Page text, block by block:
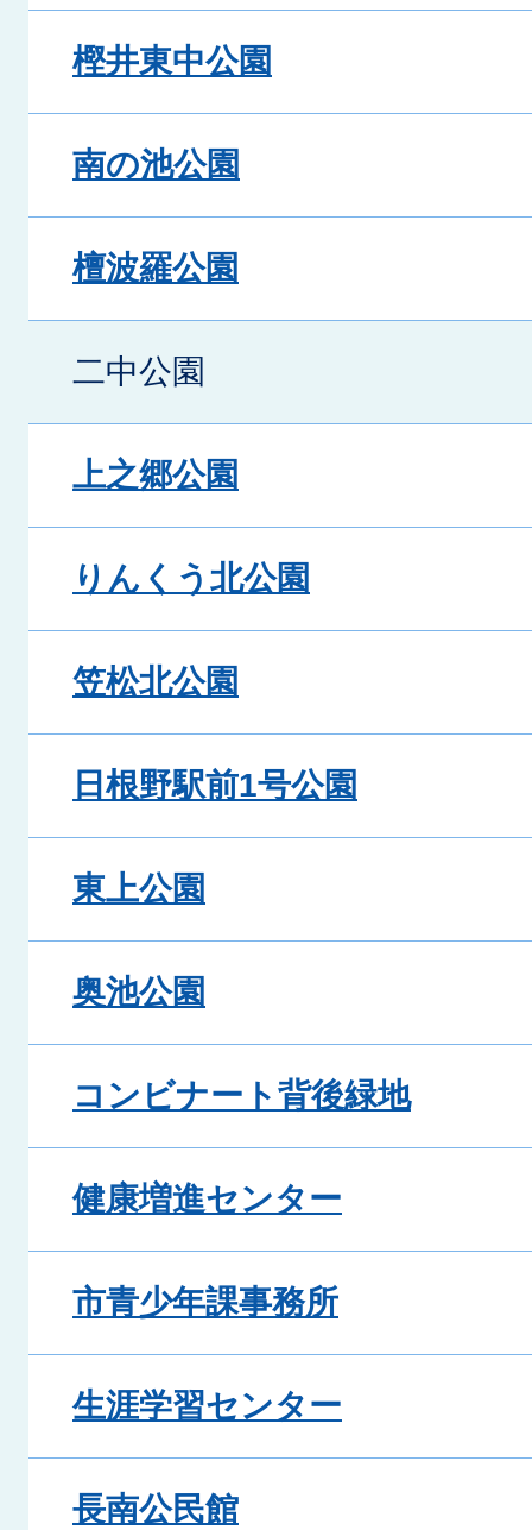
樫井東中公園
南の池公園
檀波羅公園
二中公園
上之郷公園
りんくう北公園
笠松北公園
日根野駅前1号公園
東上公園
奥池公園
コンビナート背後緑地
健康増進センター
市青少年課事務所
生涯学習センター
長南公民館